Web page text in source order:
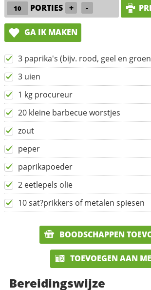
PORTIES + -
GA IK MAKEN
3 paprika's (bijv. rood, geel en
3 uien
1 kg procureur
20 kleine barbecue worstjes
zout
peper
paprikapoeder
2 eetlepels olie
10 sat?prikkers of metalen spiesen
BOODSCHAPPEN
TOEVOEGEN AAN
Bereidingswijze